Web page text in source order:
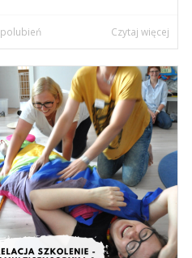
polubień Czytaj więcej